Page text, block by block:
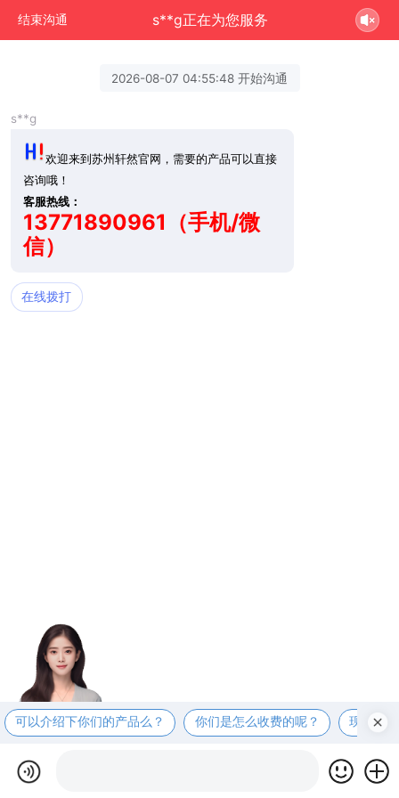
结束沟通 s**g正在为您服务
2026-08-07 04:55:48 开始沟通
s**g
欢迎来到苏州轩然官网，需要的产品可以直接
咨询哦！
客服热线：
13771890961（手机/微
信）
在线拨打
可以介绍下你们的产品么？ 你们是怎么收费的呢？ 现在有